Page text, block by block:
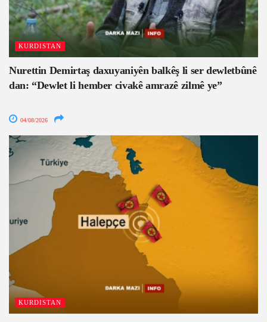
KURDISTAN
Nurettin Demirtaş daxuyaniyên balkêş li ser dewletbûnê
dan: “Dewlet li hember civakê amrazê zilmê ye”
04/08/2026
KURDISTAN